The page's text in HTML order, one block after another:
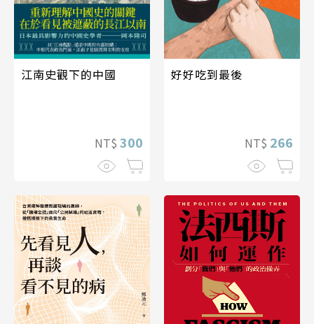
江南史觀下的中國
NT$ 300
好好吃到最後
NT$ 266